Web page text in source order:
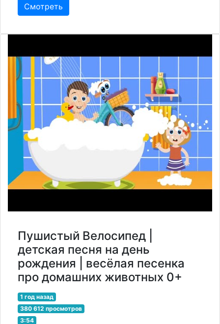
Смотреть
Пушистый Велосипед |
детская песня на день
рождения | весёлая песенка
про домашних животных 0+
1 год назад
380 612 просмотров
3:54